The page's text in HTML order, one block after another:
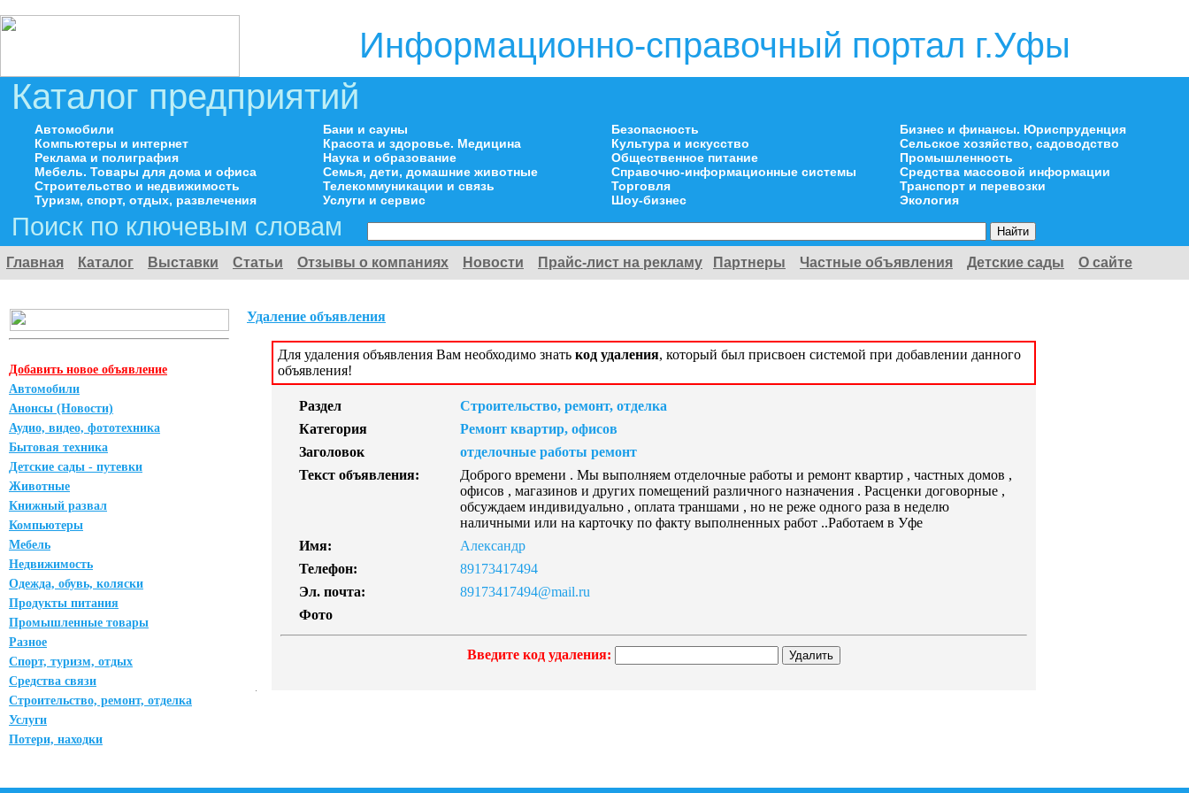
Информационно-справочный портал г.Уфы
Каталог предприятий
Автомобили
Компьютеры и интернет
Реклама и полиграфия
Мебель. Товары для дома и офиса
Строительство и недвижимость
Туризм, спорт, отдых, развлечения
Бани и сауны
Красота и здоровье. Медицина
Наука и образование
Семья, дети, домашние животные
Телекоммуникации и связь
Услуги и сервис
Безопасность
Культура и искусство
Общественное питание
Справочно-информационные системы
Торговля
Шоу-бизнес
Бизнес и финансы. Юриспруденция
Сельское хозяйство, садоводство
Промышленность
Средства массовой информации
Транспорт и перевозки
Экология
Поиск по ключевым словам
Главная Каталог Выставки Статьи Отзывы о компаниях Новости Прайс-лист на рекламу Партнеры Частные объявления Детские сады О сайте
Добавить новое объявление
Автомобили
Анонсы (Новости)
Аудио, видео, фототехника
Бытовая техника
Детские сады - путевки
Животные
Книжный развал
Компьютеры
Мебель
Недвижимость
Одежда, обувь, коляски
Продукты питания
Промышленные товары
Разное
Спорт, туризм, отдых
Средства связи
Строительство, ремонт, отделка
Услуги
Потери, находки
Удаление объявления
Для удаления объявления Вам необходимо знать код удаления, который был присвоен системой при добавлении данного
объявления!
Раздел
Строительство, ремонт, отделка
Категория
Ремонт квартир, офисов
Заголовок
отделочные работы ремонт
Текст объявления:
Доброго времени . Мы выполняем отделочные работы и ремонт квартир , частных домов ,
офисов , магазинов и других помещений различного назначения . Расценки договорные ,
обсуждаем индивидуально , оплата траншами , но не реже одного раза в неделю
наличными или на карточку по факту выполненных работ ..Работаем в Уфе
Имя:
Александр
Телефон:
89173417494
Эл. почта:
89173417494@mail.ru
Фото
Введите код удаления: